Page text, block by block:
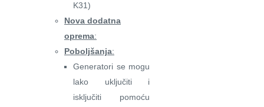
K31)
Nova dodatna
oprema:
Poboljšanja:
Generatori se mogu
lako uključiti i
isključiti pomoću